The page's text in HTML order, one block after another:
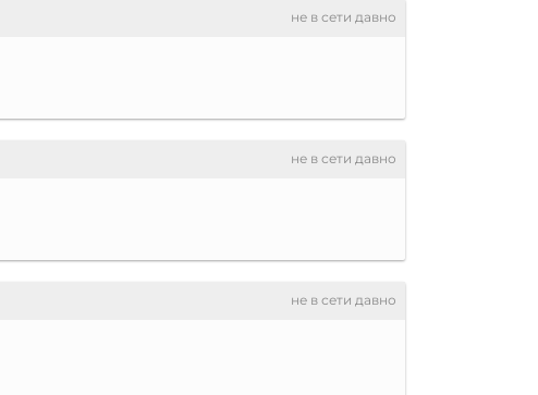
не в сети давно
не в сети давно
не в сети давно